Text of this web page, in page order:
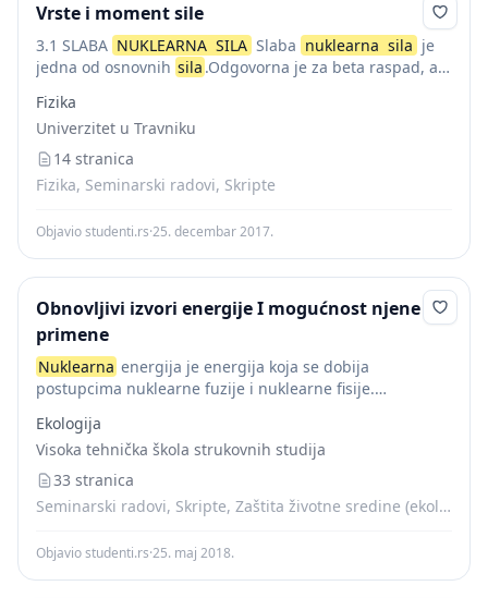
Vrste i moment sile
3.1 SLABA NUKLEARNA SILA Slaba nuklearna sila je
jedna od osnovnih sila .Odgovorna je za beta raspad, a
razmjene W i Z bozona. W i...
Fizika
Univerzitet u Travniku
14 stranica
Fizika, Seminarski radovi, Skripte
Objavio studenti.rs·25. decembar 2017.
Obnovljivi izvori energije I mogućnost njene
primene
Nuklearna energija je energija koja se dobija
postupcima nuklearne fuzije i nuklearne fisije.
jedan teži uz oslobađanje određene količine energije...
Ekologija
Visoka tehnička škola strukovnih studija
33 stranica
Seminarski radovi, Skripte, Zaštita životne sredine (ekologija)
Objavio studenti.rs·25. maj 2018.